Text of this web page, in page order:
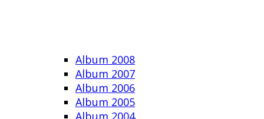
Album 2008
Album 2007
Album 2006
Album 2005